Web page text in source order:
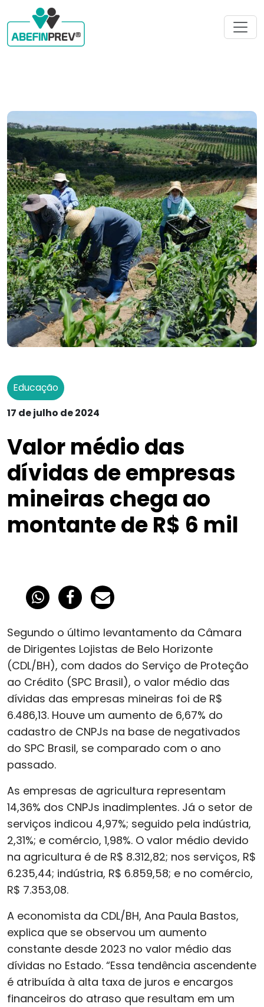
Educação
17 de julho de 2024
Valor médio das
dívidas de empresas
mineiras chega ao
montante de R$ 6 mil
Segundo o último levantamento da Câmara
de Dirigentes Lojistas de Belo Horizonte
(CDL/BH), com dados do Serviço de Proteção
ao Crédito (SPC Brasil), o valor médio das
dívidas das empresas mineiras foi de R$
6.486,13. Houve um aumento de 6,67% do
cadastro de CNPJs na base de negativados
do SPC Brasil, se comparado com o ano
passado.
As empresas de agricultura representam
14,36% dos CNPJs inadimplentes. Já o setor de
serviços indicou 4,97%; seguido pela indústria,
2,31%; e comércio, 1,98%. O valor médio devido
na agricultura é de R$ 8.312,82; nos serviços, R$
6.235,44; indústria, R$ 6.859,58; e no comércio,
R$ 7.353,08.
A economista da CDL/BH, Ana Paula Bastos,
explica que se observou um aumento
constante desde 2023 no valor médio das
dívidas no Estado. “Essa tendência ascendente
é atribuída à alta taxa de juros e encargos
financeiros do atraso que resultam em um